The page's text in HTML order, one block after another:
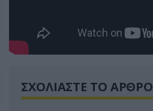
ΣΧΟΛΙΑΣΤΕ ΤΟ ΑΡΘΡΟ